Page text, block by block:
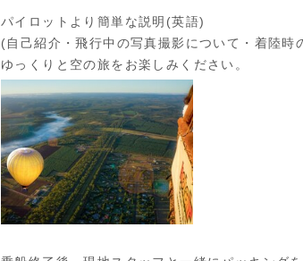
パイロットより簡単な説明(英語)
(自己紹介・飛行中の写真撮影について・着陸時
ゆっくりと空の旅をお楽しみください。